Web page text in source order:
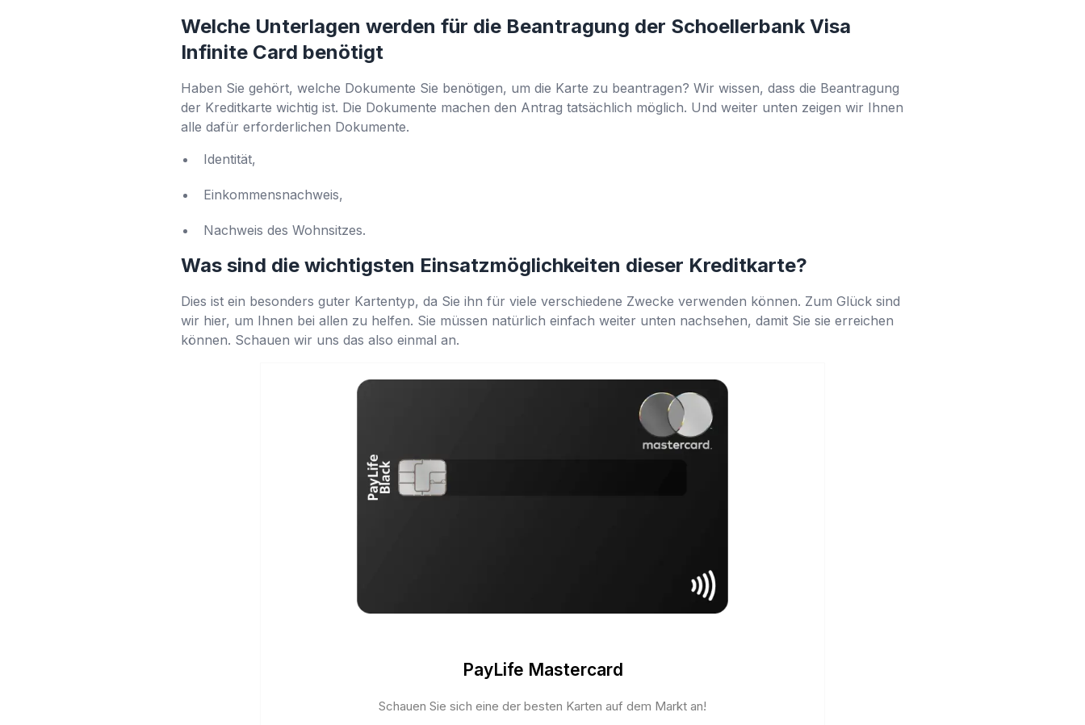
Welche Unterlagen werden für die Beantragung der Schoellerbank Visa
Infinite Card benötigt
Haben Sie gehört, welche Dokumente Sie benötigen, um die Karte zu beantragen? Wir wissen, dass die Beantragung
der Kreditkarte wichtig ist. Die Dokumente machen den Antrag tatsächlich möglich. Und weiter unten zeigen wir Ihnen
alle dafür erforderlichen Dokumente.
Identität,
Einkommensnachweis,
Nachweis des Wohnsitzes.
Was sind die wichtigsten Einsatzmöglichkeiten dieser Kreditkarte?
Dies ist ein besonders guter Kartentyp, da Sie ihn für viele verschiedene Zwecke verwenden können. Zum Glück sind
wir hier, um Ihnen bei allen zu helfen. Sie müssen natürlich einfach weiter unten nachsehen, damit Sie sie erreichen
können. Schauen wir uns das also einmal an.
PayLife Mastercard
Schauen Sie sich eine der besten Karten auf dem Markt an!